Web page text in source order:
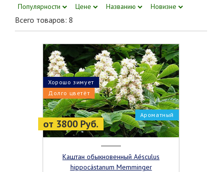
Популярности
Цене Названию Новизне
Всего товаров: 8
от 3800 Руб.
Ароматный
Долго цветёт
Хорошо зимует
Каштан обыкновенный Aésculus
hippocástanum Memminger